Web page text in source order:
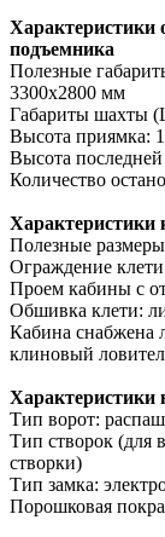
Характеристики
подъемника
Полезные
3300х2800 мм
Габариты шахты
Высота приямка:
Высота
Количество
Характеристики
Полезные
Ограждение
Проем кабины с
Обшивка клети:
Кабина снабжена
клиновый
Характеристики
Тип ворот:
Тип створок (для
створки)
Тип замка:
Порошковая